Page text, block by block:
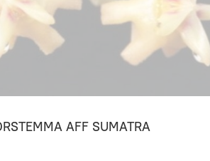
AFF SUMATRA